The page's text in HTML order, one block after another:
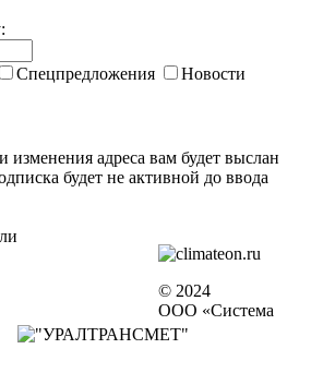
Спецпредложения
Новости
изменения адреса вам будет выслан
будет не активной до ввода
© 2024
ООО «Система